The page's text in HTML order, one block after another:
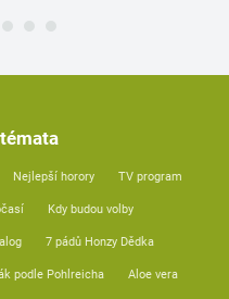
Nejlepší horory TV program
Kdy budou volby
7 pádů Honzy Dědka
podle Pohlreicha Aloe vera